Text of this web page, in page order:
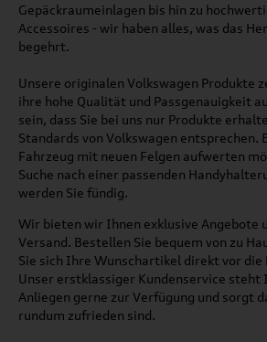
Gepäckraumeinlagen bis hin zu
Accessoires - wir haben alles, was das
begehrt.
Unsere originalen Volkswagen Produkte
ihre hohe Qualität und Passgenauigkeit
sein, dass Sie bei uns nur Produkte
Standards von Volkswagen entsprechen.
Fahrzeug mit neuen Felgen aufwerten
Suche nach einer passenden
werden Sie fündig.
Wir bieten wir Ihnen exklusive Angebote
Versand. Bestellen Sie bequem von zu
Sie sich Ihre Wunschartikel direkt vor
Unser erstklassiger Kundenservice steht
Anliegen gerne zur Verfügung und sorgt
rundum zufrieden sind.